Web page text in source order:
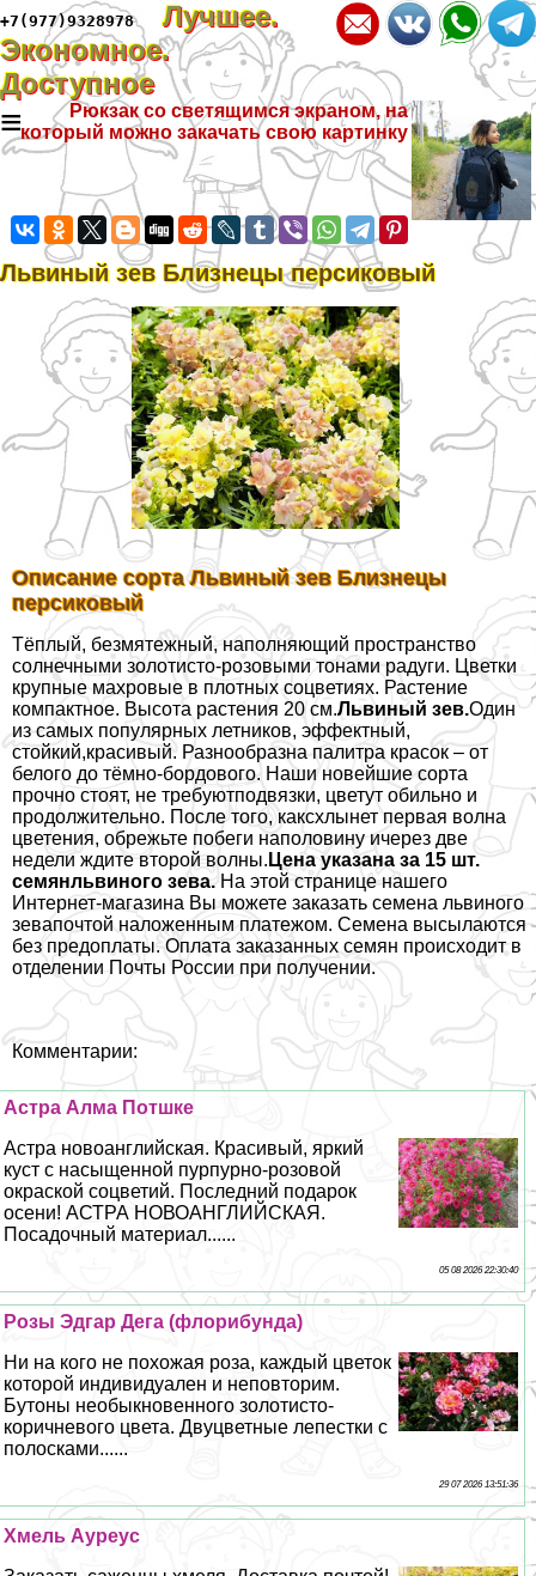
+7(977)9328978
Лучшее.
Экономное.
Доступное
≡
Рюкзак со светящимся экраном, на
который можно закачать свою картинку
Львиный зев Близнецы персиковый
Описание сорта Львиный зев Близнецы
персиковый
Тёплый, безмятежный, наполняющий прострaнcтво
солнечными золотисто-розовыми тонами радуги. Цветки
крупные махровые в плотных соцветиях. Растение
компактное. Высота растения 20 см.Львиный зев.Один
из самых популярных летников, эффектный,
стойкий,красивый. Разнообразна палитра красок – от
белого до тёмно-бордового. Наши новейшие сорта
прочно стоят, не требуютподвязки, цветут обильно и
продолжительно. После того, каксхлынет первая волна
цветения, обрежьте побеги наполовину ичерез две
недели ждите второй волны. Цена указана за 15 шт.
семянльвиного зева.На этой странице нашего
Интернет-магазина Вы можете заказать семена львиного
зевапочтой наложенным платежом. Семена высылаются
без предоплаты. Оплата заказанных семян происходит в
отделении Почты России при получении.
Комментарии:
Астра Алма Потшке
Астра новоанглийская. Красивый, яркий
куст с насыщенной пурпурно-розовой
окраской соцветий. Последний подарок
осени! АСТРА НОВОАНГЛИЙСКАЯ.
Посадочный материал......
05 08 2026 22:30:40
Розы Эдгар Дега (флорибунда)
Ни на кого не похожая роза, каждый цветок
которой индивидуален и неповторим.
Бутоны необыкновенного золотисто-
коричневого цвета. Двуцветные лепестки с
полосками......
29 07 2026 13:51:36
Хмель Ауреус